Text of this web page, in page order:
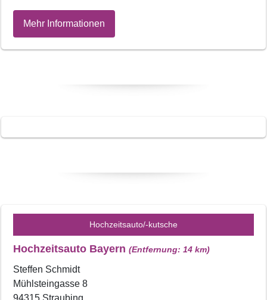
Mehr Informationen
Hochzeitsauto/-kutsche
Hochzeitsauto Bayern (Entfernung: 14 km)
Steffen Schmidt
Mühlsteingasse 8
94315 Straubing